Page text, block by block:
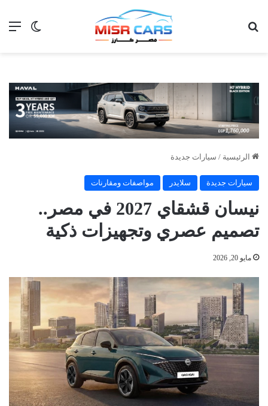
الوضع
الرئيسية / سيارات جديدة
سيارات جديدة سلايدر مواصفات ومقارنات
نيسان قشقاي 2027 في مصر..
تصميم عصري وتجهيزات ذكية
مايو 20, 2026